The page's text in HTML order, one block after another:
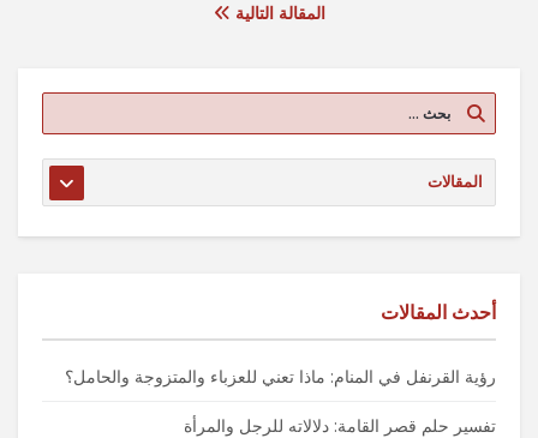
المقالة التالية
أحدث المقالات
رؤية القرنفل في المنام: ماذا تعني للعزباء والمتزوجة والحامل؟
تفسير حلم قصر القامة: دلالاته للرجل والمرأة